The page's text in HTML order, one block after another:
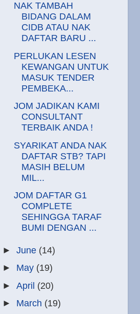
NAK TAMBAH
BIDANG DALAM
CIDB ATAU NAK
DAFTAR BARU ...
PERLUKAN LESEN
KEWANGAN UNTUK
MASUK TENDER
PEMBEKA...
JOM JADIKAN KAMI
CONSULTANT
TERBAIK ANDA !
SYARIKAT ANDA NAK
DAFTAR STB? TAPI
MASIH BELUM
MIL...
JOM DAFTAR G1
COMPLETE
SEHINGGA TARAF
BUMI DENGAN ...
► June (14)
► May (19)
► April (20)
► March (19)